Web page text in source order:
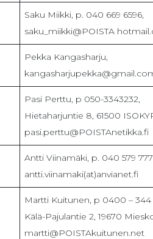
Saku Miikki, p. 040 669 6596,
saku_miikki@POISTA
Pekka Kangasharju,
Pasi Perttu, p 050-3343232,
Hietaharjuntie 8, 61500
pasi.perttu@POISTAnetikka.fi
Antti Viinamäki, p. 040 579
antti.viinamaki(at)anvianet.fi
Martti Kuitunen, p 0400 – 344
Kälä-Pajulantie 2, 19670
martti@POISTAkuitunen.net